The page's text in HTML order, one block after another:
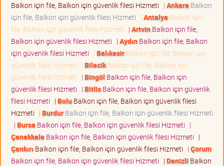
Balkon için file, Balkon için güvenlik filesi Hizmeti | Ankara Balkon
için file, Balkon için güvenlik filesi Hizmeti | Antalya Balkon için
file, Balkon için güvenlik filesi Hizmeti | ArtvinBalkon için file,
Balkon için güvenlik filesi Hizmeti | AydınBalkon için file, Balkon
için güvenlik filesi Hizmeti | BalıkesirBalkon için file, Balkon için
güvenlik filesi Hizmeti | BilecikBalkon için file, Balkon için
güvenlik filesi Hizmeti | Bingöl Balkon için file, Balkon için
güvenlik filesi Hizmeti | BitlisBalkon için file, Balkon için güvenlik
filesi Hizmeti | BoluBalkon için file, Balkon için güvenlik filesi
Hizmeti | BurdurBalkon için file, Balkon için güvenlik filesi Hizmeti
| Bursa Balkon için file, Balkon için güvenlik filesi Hizmeti |
ÇanakkaleBalkon için file, Balkon için güvenlik filesi Hizmeti |
Çankırı Balkon için file, Balkon için güvenlik filesi Hizmeti | Çorum
Balkon için file, Balkon için güvenlik filesi Hizmeti | Denizli Balkon